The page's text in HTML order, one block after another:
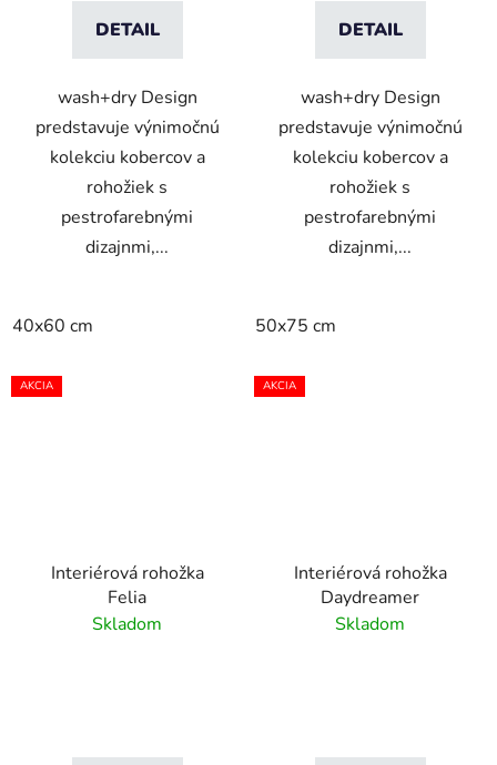
DETAIL
wash+dry Design
predstavuje výnimočnú
kolekciu kobercov a
rohožiek s
pestrofarebnými
dizajnmi,...
40x60 cm
DETAIL
wash+dry Design
predstavuje výnimočnú
kolekciu kobercov a
rohožiek s
pestrofarebnými
dizajnmi,...
50x75 cm
AKCIA
Interiérová rohožka
Felia
Skladom
AKCIA
Interiérová rohožka
Daydreamer
Skladom